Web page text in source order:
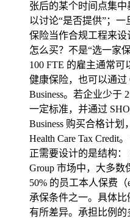
张后的某个时间点集
以讨论“是否提供”；
保险当作合规工程来设
怎么买？不是“选一家
100 FTE 的雇主通常可
健康保险，也可以通过
Business。若企业少于
一定标准，并通过
Business 购买合格计划
Health Care Tax Credit
正需要设计的是结构：
Group 市场中，大多
50% 的员工本人保费（
承保条件之一。具体
有所差异。承担比例